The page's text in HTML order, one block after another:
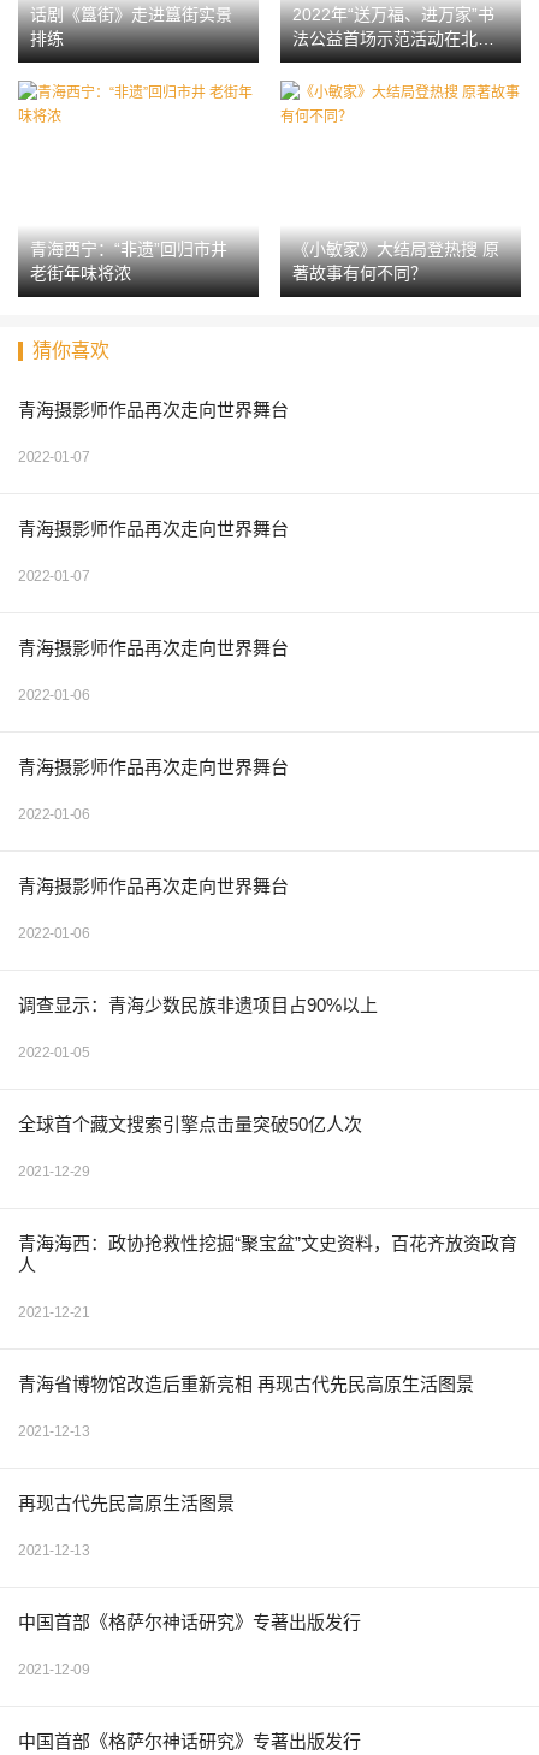
话剧《簋街》走进簋街实景
排练
2022年“送万福、进万家”书
法公益首场示范活动在北京
举办
青海西宁：“非遗”回归市井
老街年味将浓
《小敏家》大结局登热搜 原
著故事有何不同？
猜你喜欢
青海摄影师作品再次走向世界舞台
2022-01-07
青海摄影师作品再次走向世界舞台
2022-01-07
青海摄影师作品再次走向世界舞台
2022-01-06
青海摄影师作品再次走向世界舞台
2022-01-06
青海摄影师作品再次走向世界舞台
2022-01-06
调查显示：青海少数民族非遗项目占90%以上
2022-01-05
全球首个藏文搜索引擎点击量突破50亿人次
2021-12-29
青海海西：政协抢救性挖掘“聚宝盆”文史资料，百花齐放资政育
人
2021-12-21
青海省博物馆改造后重新亮相 再现古代先民高原生活图景
2021-12-13
再现古代先民高原生活图景
2021-12-13
中国首部《格萨尔神话研究》专著出版发行
2021-12-09
中国首部《格萨尔神话研究》专著出版发行